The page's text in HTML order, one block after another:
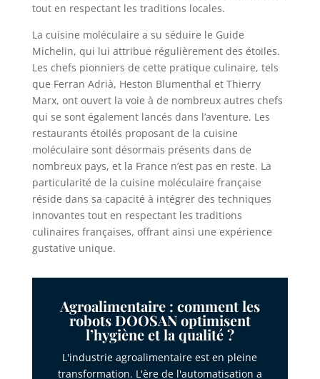
tout en respectant les traditions locales.
La cuisine moléculaire a su séduire le Guide
Michelin, qui lui attribue régulièrement des étoiles.
Les chefs pionniers de cette pratique culinaire, tels
que Ferran Adrià, Heston Blumenthal et Thierry
Marx, ont ouvert la voie à de nombreux autres chefs
qui se sont également lancés dans l’aventure. Les
restaurants étoilés proposant de la cuisine
moléculaire sont désormais présents dans de
nombreux pays, et la France n’est pas en reste. La
particularité de la cuisine moléculaire française
réside dans sa capacité à intégrer des techniques
innovantes tout en respectant les traditions
culinaires françaises, offrant ainsi une expérience
gustative unique.
Agroalimentaire : comment les
robots DOOSAN optimisent
l’hygiène et la qualité ?
L'industrie agroalimentaire est en pleine
transformation. L'ère de l'automatisation a